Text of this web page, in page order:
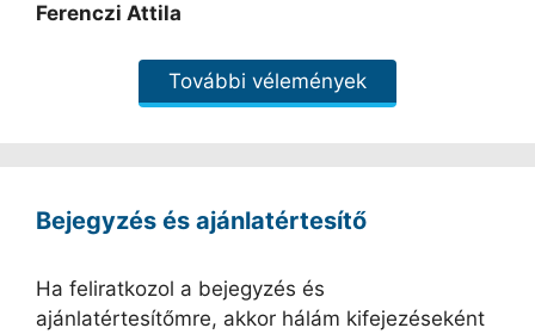
Ferenczi Attila
További vélemények
Bejegyzés és ajánlatértesítő
Ha feliratkozol a bejegyzés és
ajánlatértesítőmre, akkor hálám kifejezéseként